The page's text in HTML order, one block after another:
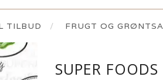
TILBUD FRUGT OG
SUPER FOODS